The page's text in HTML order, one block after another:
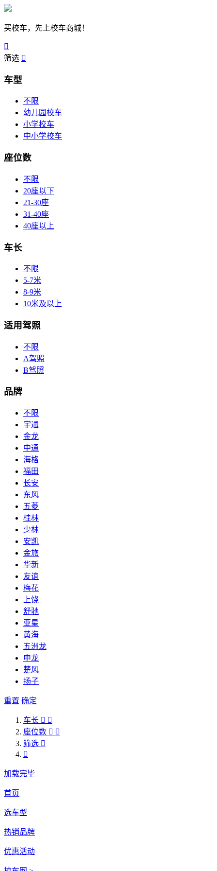
买校车，先上校车商城！

筛选 
车型
不限
幼儿园校车
小学校车
中小学校车
座位数
不限
20座以下
21-30座
31-40座
40座以上
车长
不限
5-7米
8-9米
10米及以上
适用驾照
不限
A驾照
B驾照
品牌
不限
宇通
金龙
中通
海格
福田
长安
东风
五菱
桂林
少林
安凯
金旅
华新
友谊
梅花
上饶
舒驰
亚星
黄海
五洲龙
申龙
楚风
扬子
重置 确定
车长  
座位数  
筛选 

加载完毕
首页
选车型
热销品牌
优惠活动